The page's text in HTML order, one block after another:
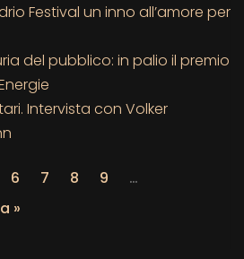
Festival un inno all’amore per
del pubblico: in palio il premio
Intervista con Volker
6 7 8 9
…
»